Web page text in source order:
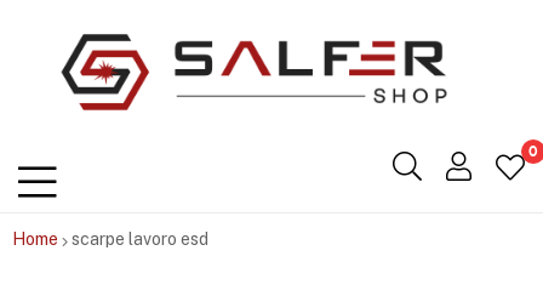
0
Home scarpe lavoro esd